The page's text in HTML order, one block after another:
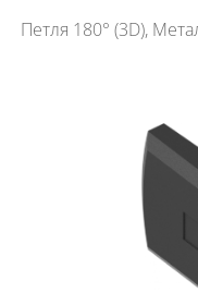
Петля 180° (3D),